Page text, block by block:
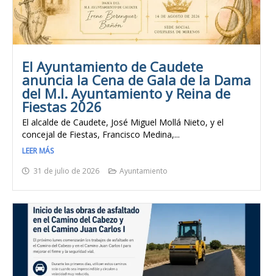
El Ayuntamiento de Caudete
anuncia la Cena de Gala de la Dama
del M.I. Ayuntamiento y Reina de
Fiestas 2026
El alcalde de Caudete, José Miguel Mollá Nieto, y el
concejal de Fiestas, Francisco Medina,...
LEER MÁS
31 de julio de 2026
Ayuntamiento